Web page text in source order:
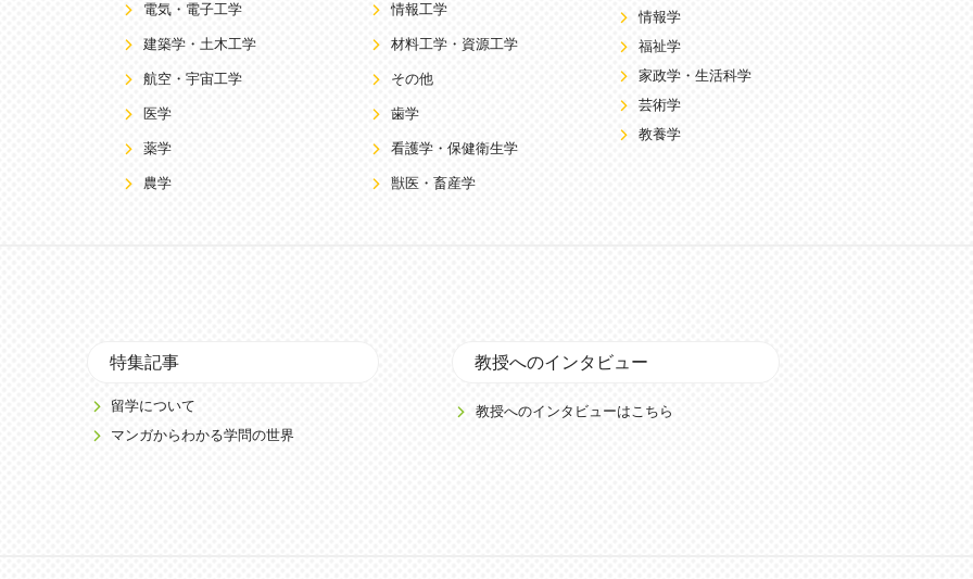
電気・電子工学 情報工学
建築学・土木工学 材料工学・資源工学
航空・宇宙工学 その他
医学 歯学
薬学 看護学・保健衛生学
農学 獣医・畜産学
情報学
福祉学
家政学・生活科学
芸術学
教養学
特集記事
留学について
マンガからわかる学問の世界
教授へのインタビュー
教授へのインタビューはこちら